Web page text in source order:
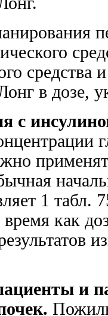
средства
в дозе,
с
1 табл.
как
и